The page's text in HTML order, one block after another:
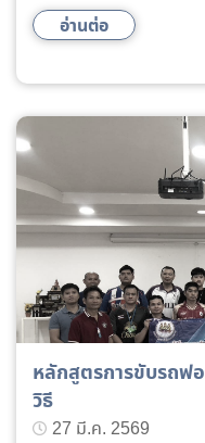
อ่านต่อ
หลักสูตรการขับรถฟ
วิธี
27 มี.ค. 2569